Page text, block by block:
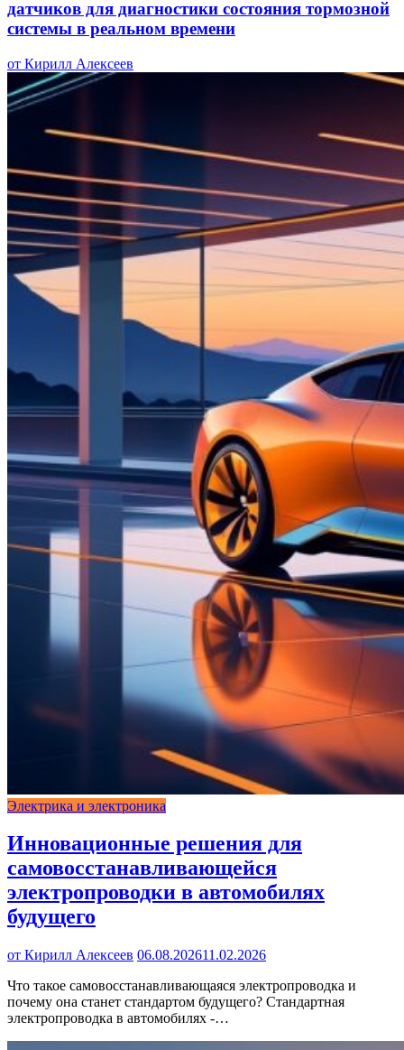
датчиков для диагностики состояния тормозной
системы в реальном времени
от Кирилл Алексеев
Электрика и электроника
Инновационные решения для
самовосстанавливающейся
электропроводки в автомобилях
будущего
от Кирилл Алексеев 06.08.202611.02.2026
Что такое самовосстанавливающаяся электропроводка и
почему она станет стандартом будущего? Стандартная
электропроводка в автомобилях -…